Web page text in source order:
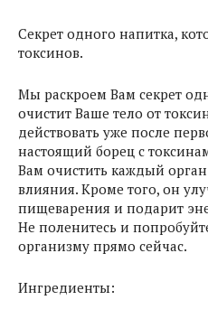
Секрет одного напитка,
токсинов.
Мы раскроем Вам секрет
очистит Ваше тело от
действовать уже после
настоящий борец с
Вам очистить каждый орган
влияния. Кроме того, он
пищеварения и подарит
Не поленитесь и
организму прямо сейчас.
Ингредиенты: